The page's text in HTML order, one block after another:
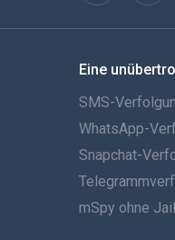
Eine
SMS-
WhatsApp-
Snapchat-
mSpy ohne